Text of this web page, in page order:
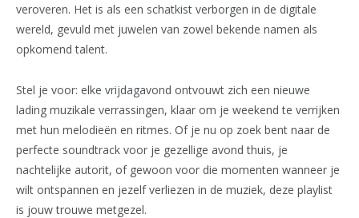
veroveren. Het is als een schatkist verborgen in de digitale
wereld, gevuld met juwelen van zowel bekende namen als
opkomend talent.
Stel je voor: elke vrijdagavond ontvouwt zich een nieuwe
lading muzikale verrassingen, klaar om je weekend te verrijken
met hun melodieën en ritmes. Of je nu op zoek bent naar de
perfecte soundtrack voor je gezellige avond thuis, je
nachtelijke autorit, of gewoon voor die momenten wanneer je
wilt ontspannen en jezelf verliezen in de muziek, deze playlist
is jouw trouwe metgezel.